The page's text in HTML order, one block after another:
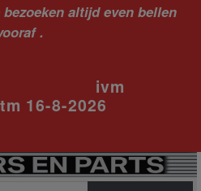
altijd even bellen
.
16-8-2026